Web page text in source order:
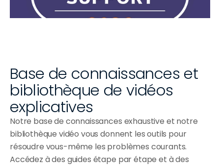
Wraps et bols
Base de connaissances et
bibliothèque de vidéos
explicatives
Notre base de connaissances exhaustive et notre
bibliothèque vidéo vous donnent les outils pour
résoudre vous-même les problèmes courants.
Accédez à des guides étape par étape et à des